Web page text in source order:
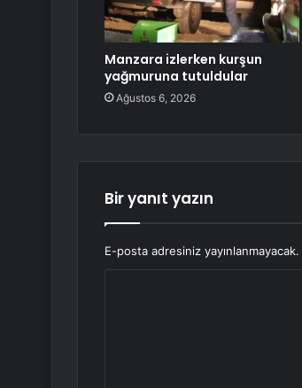
Manzara izlerken kurşun
yağmuruna tutuldular
Ağustos 6, 2026
Bir yanıt yazın
E-posta adresiniz yayınlanmayacak.